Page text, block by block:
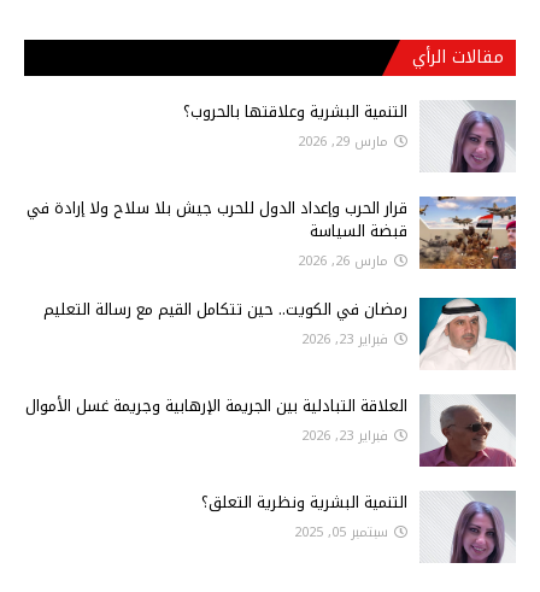
مقالات الرأي
التنمية البشرية وعلاقتها بالحروب؟
مارس 29, 2026
قرار الحرب وإعداد الدول للحرب جيش بلا سلاح ولا إرادة في
قبضة السياسة
مارس 26, 2026
رمضان في الكويت.. حين تتكامل القيم مع رسالة التعليم
فبراير 23, 2026
العلاقة التبادلية بين الجريمة الإرهابية وجريمة غسل الأموال
فبراير 23, 2026
التنمية البشرية ونظرية التعلق؟
سبتمبر 05, 2025